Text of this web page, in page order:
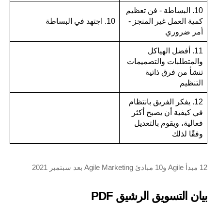
10. البساطة - فن تعظيم
كمية العمل غير المنجز -
أمر ضروري
10. اجتهد في البساطة
11. أفضل الهياكل
والمتطلبات والتصميمات
تنشأ من فرق ذاتية
التنظيم
12. يفكر الفريق بانتظام
في كيفية أن يصبح أكثر
فعالية، ويقوم بالتعديل
وفقًا لذلك
12 مبدأ Agile و10 مبادئ Agile Marketing بعد سبتمبر 2021
بيان التسويق الرشيق PDF